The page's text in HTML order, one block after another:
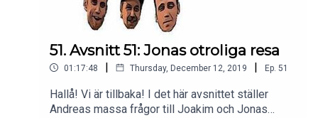
51. Avsnitt 51: Jonas otroliga resa
01:17:48 | Thursday, December 12, 2019 | Ep. 51
Hallå! Vi är tillbaka! I det här avsnittet ställer
Andreas massa frågor till Joakim och Jonas